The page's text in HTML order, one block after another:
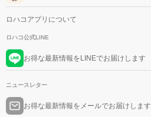
ロハコアプリについて
ロハコ公式LINE
お得な最新情報をLINEでお届けします
ニュースレター
お得な最新情報をメールでお届けします